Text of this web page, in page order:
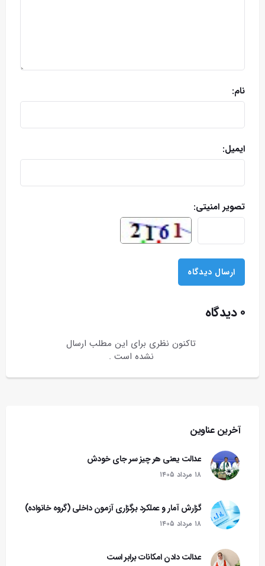
نام:
ایمیل:
تصویر امنیتی:
۰ دیدگاه
تاکنون نظری برای این مطلب ارسال
نشده است .
آخرین عناوین
عدالت یعنی هر چیز سر جای خودش
۱۸ مرداد ۱۴۰۵
گزارش آمار و عملکرد برگزاری آزمون داخلی (گروه خانواده)
۱۸ مرداد ۱۴۰۵
عدالت دادن امکانات برابر است